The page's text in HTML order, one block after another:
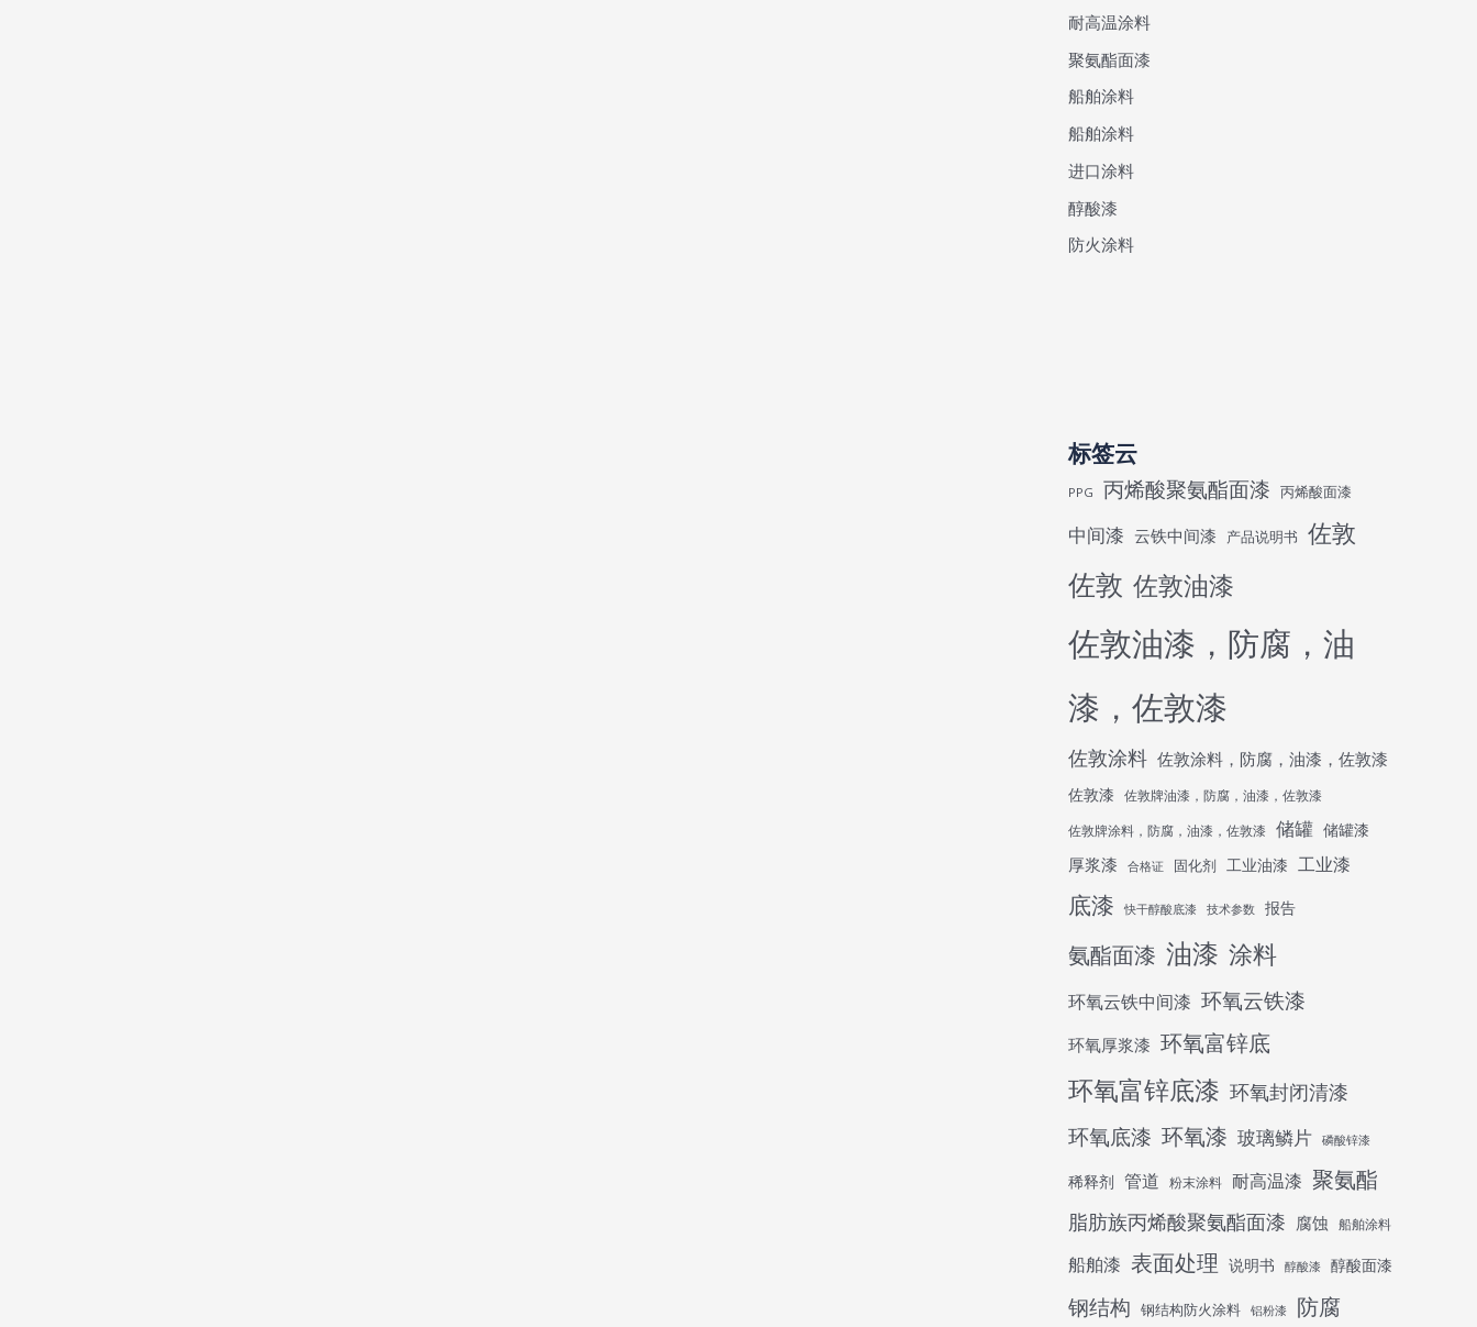
耐高温涂料
聚氨酯面漆
船舶涂料
船舶涂料
进口涂料
醇酸漆
防火涂料
标签云
PPG 丙烯酸聚氨酯面漆 丙烯酸面漆
中间漆 云铁中间漆 产品说明书 佐敦
佐敦 佐敦油漆
佐敦油漆，防腐，油
漆，佐敦漆
佐敦涂料 佐敦涂料，防腐，油漆，佐敦漆
佐敦漆 佐敦牌油漆，防腐，油漆，佐敦漆
佐敦牌涂料，防腐，油漆，佐敦漆 储罐 储罐漆
厚浆漆 合格证 固化剂 工业油漆 工业漆
底漆 快干醇酸底漆 技术参数 报告
氨酯面漆 油漆 涂料
环氧云铁中间漆 环氧云铁漆
环氧厚浆漆 环氧富锌底
环氧富锌底漆 环氧封闭清漆
环氧底漆 环氧漆 玻璃鳞片 磷酸锌漆
稀释剂 管道 粉末涂料 耐高温漆 聚氨酯
脂肪族丙烯酸聚氨酯面漆 腐蚀 船舶涂料
船舶漆 表面处理 说明书 醇酸漆 醇酸面漆
钢结构 钢结构防火涂料 铝粉漆 防腐